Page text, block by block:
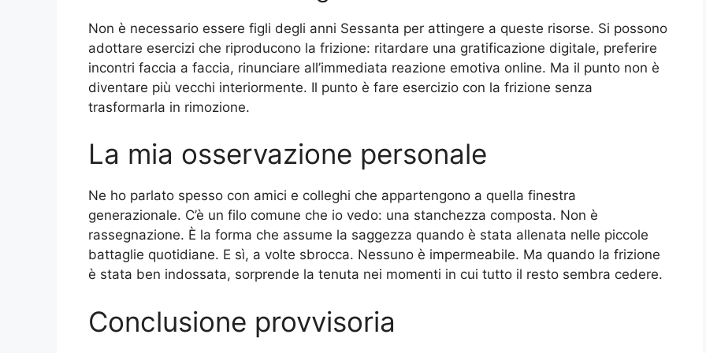
Non è necessario essere figli degli anni Sessanta per attingere a queste risorse. Si possono
adottare esercizi che riproducono la frizione: ritardare una gratificazione digitale, preferire
incontri faccia a faccia, rinunciare all’immediata reazione emotiva online. Ma il punto non è
diventare più vecchi interiormente. Il punto è fare esercizio con la frizione senza
trasformarla in rimozione.
La mia osservazione personale
Ne ho parlato spesso con amici e colleghi che appartengono a quella finestra
generazionale. C’è un filo comune che io vedo: una stanchezza composta. Non è
rassegnazione. È la forma che assume la saggezza quando è stata allenata nelle piccole
battaglie quotidiane. E sì, a volte sbrocca. Nessuno è impermeabile. Ma quando la frizione
è stata ben indossata, sorprende la tenuta nei momenti in cui tutto il resto sembra cedere.
Conclusione provvisoria